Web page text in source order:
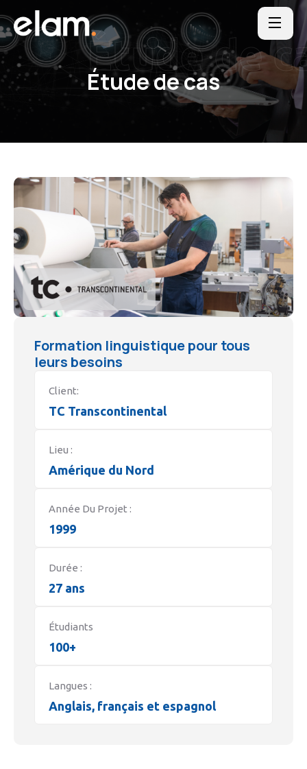
Étude de
Étude de cas
Formation linguistique pour tous
leurs besoins
Client:
TC Transcontinental
Lieu :
Amérique du Nord
Année Du Projet :
1999
Durée :
27 ans
Étudiants
100+
Langues :
Anglais, français et espagnol